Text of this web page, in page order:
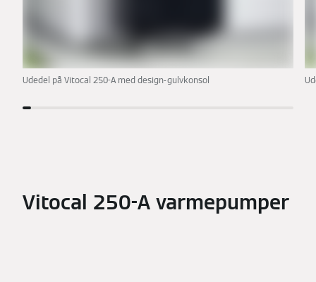
Udedel på Vitocal 250-A med design-gulvkonsol
Vitocal 250-A varmepumper